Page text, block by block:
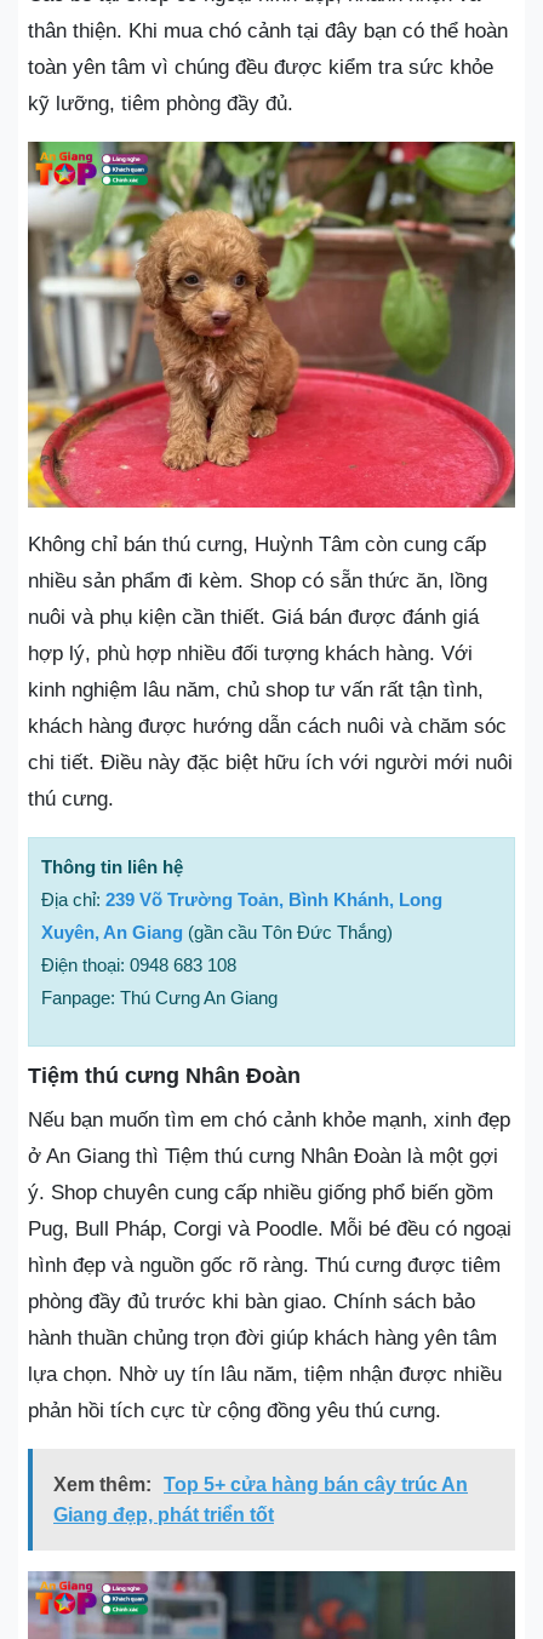
thân thiện. Khi mua chó cảnh tại đây bạn có thể hoàn
toàn yên tâm vì chúng đều được kiểm tra sức khỏe
kỹ lưỡng, tiêm phòng đầy đủ.
Không chỉ bán thú cưng, Huỳnh Tâm còn cung cấp
nhiều sản phẩm đi kèm. Shop có sẵn thức ăn, lồng
nuôi và phụ kiện cần thiết. Giá bán được đánh giá
hợp lý, phù hợp nhiều đối tượng khách hàng. Với
kinh nghiệm lâu năm, chủ shop tư vấn rất tận tình,
khách hàng được hướng dẫn cách nuôi và chăm sóc
chi tiết. Điều này đặc biệt hữu ích với người mới nuôi
thú cưng.
Thông tin liên hệ
Địa chỉ: 239 Võ Trường Toản, Bình Khánh, Long
Xuyên, An Giang (gần cầu Tôn Đức Thắng)
Điện thoại: 0948 683 108
Fanpage: Thú Cưng An Giang
Tiệm thú cưng Nhân Đoàn
Nếu bạn muốn tìm em chó cảnh khỏe mạnh, xinh đẹp
ở An Giang thì Tiệm thú cưng Nhân Đoàn là một gợi
ý. Shop chuyên cung cấp nhiều giống phổ biến gồm
Pug, Bull Pháp, Corgi và Poodle. Mỗi bé đều có ngoại
hình đẹp và nguồn gốc rõ ràng. Thú cưng được tiêm
phòng đầy đủ trước khi bàn giao. Chính sách bảo
hành thuần chủng trọn đời giúp khách hàng yên tâm
lựa chọn. Nhờ uy tín lâu năm, tiệm nhận được nhiều
phản hồi tích cực từ cộng đồng yêu thú cưng.
Xem thêm:
Top 5+ cửa hàng bán cây trúc An
Giang đẹp, phát triển tốt